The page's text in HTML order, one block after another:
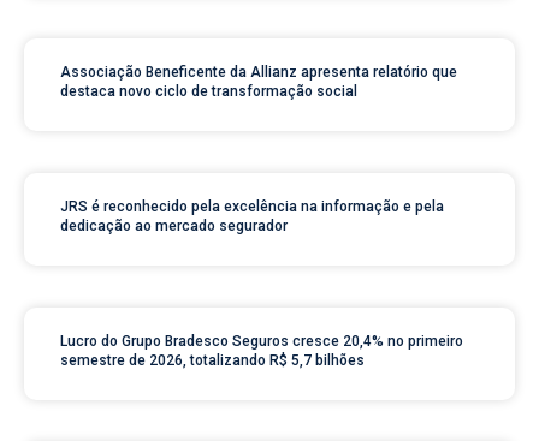
Associação Beneficente da Allianz apresenta relatório que
destaca novo ciclo de transformação social
JRS é reconhecido pela excelência na informação e pela
dedicação ao mercado segurador
Lucro do Grupo Bradesco Seguros cresce 20,4% no primeiro
semestre de 2026, totalizando R$ 5,7 bilhões